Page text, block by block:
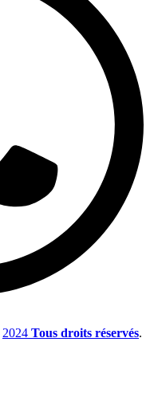
2024 Tous droits réservés.